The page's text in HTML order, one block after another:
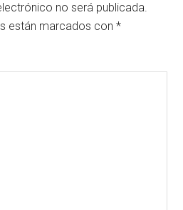
no será publicada.
están marcados con*